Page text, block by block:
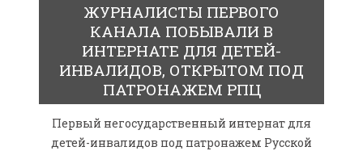
ЖУРНАЛИСТЫ ПЕРВОГО
КАНАЛА ПОБЫВАЛИ В
ИНТЕРНАТЕ ДЛЯ ДЕТЕЙ-
ИНВАЛИДОВ, ОТКРЫТОМ ПОД
ПАТРОНАЖЕМ РПЦ
Первый негосударственный интернат для
детей-инвалидов под патронажем Русской